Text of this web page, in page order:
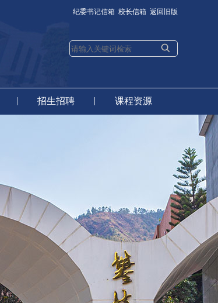
纪委书记信箱 校长信箱 返回旧版
| 招生招聘 | 课程资源